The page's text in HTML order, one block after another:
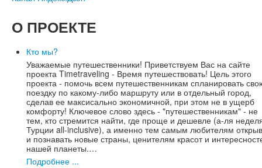
О ПРОЕКТЕ
Кто мы?
Уважаемые путешественники! Приветствуем Вас на сайте
проекта Timetraveling - Время путешествовать! Цель этого
проекта - помочь всем путешественникам спланировать
поездку по какому-либо маршруту или в отдельный город,
сделав ее максисально экономичной, при этом не в ущерб
комфорту! Ключевое слово здесь - "путешественникам" - не
тем, кто стремится найти, где проще и дешевле (а-ля
Турции all-inclusive), а именно тем самым любителям
и познавать новые страны, ценителям красот и
нашей планеты.…
Подробнее ...